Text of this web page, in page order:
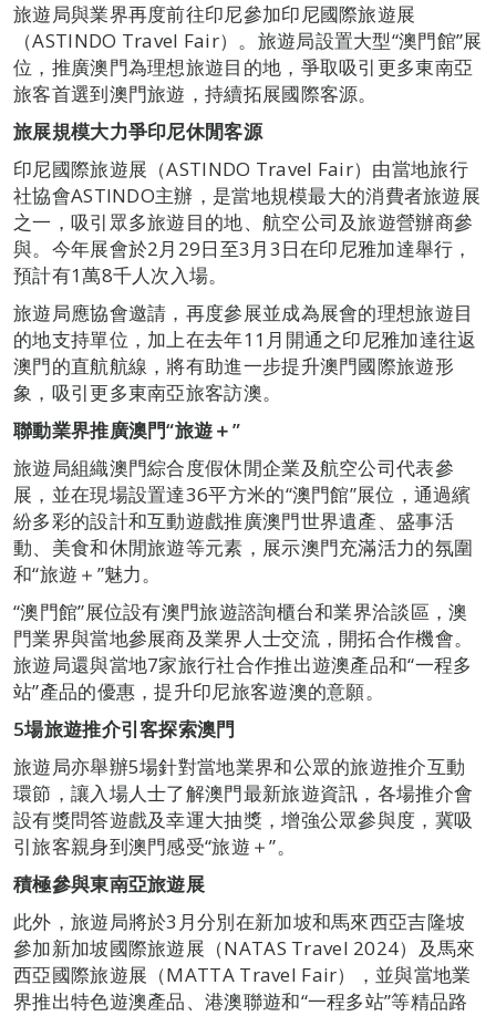
旅遊局與業界再度前往印尼參加印尼國際旅遊展
（ASTINDO Travel Fair）。旅遊局設置大型“澳門館”展
位，推廣澳門為理想旅遊目的地，爭取吸引更多東南亞
旅客首選到澳門旅遊，持續拓展國際客源。
旅展規模大力爭印尼休閒客源
印尼國際旅遊展（ASTINDO Travel Fair）由當地旅行
社協會ASTINDO主辦，是當地規模最大的消費者旅遊展
之一，吸引眾多旅遊目的地、航空公司及旅遊營辦商參
與。今年展會於2月29日至3月3日在印尼雅加達舉行，
預計有1萬8千人次入場。
旅遊局應協會邀請，再度參展並成為展會的理想旅遊目
的地支持單位，加上在去年11月開通之印尼雅加達往返
澳門的直航航線，將有助進一步提升澳門國際旅遊形
象，吸引更多東南亞旅客訪澳。
聯動業界推廣澳門“旅遊＋”
旅遊局組織澳門綜合度假休閒企業及航空公司代表參
展，並在現場設置達36平方米的“澳門館”展位，通過繽
紛多彩的設計和互動遊戲推廣澳門世界遺產、盛事活
動、美食和休閒旅遊等元素，展示澳門充滿活力的氛圍
和“旅遊＋”魅力。
“澳門館”展位設有澳門旅遊諮詢櫃台和業界洽談區，澳
門業界與當地參展商及業界人士交流，開拓合作機會。
旅遊局還與當地7家旅行社合作推出遊澳產品和“一程多
站”產品的優惠，提升印尼旅客遊澳的意願。
5場旅遊推介引客探索澳門
旅遊局亦舉辦5場針對當地業界和公眾的旅遊推介互動
環節，讓入場人士了解澳門最新旅遊資訊，各場推介會
設有獎問答遊戲及幸運大抽獎，增強公眾參與度，冀吸
引旅客親身到澳門感受“旅遊＋”。
積極參與東南亞旅遊展
此外，旅遊局將於3月分別在新加坡和馬來西亞吉隆坡
參加新加坡國際旅遊展（NATAS Travel 2024）及馬來
西亞國際旅遊展（MATTA Travel Fair），並與當地業
界推出特色遊澳產品、港澳聯遊和“一程多站”等精品路